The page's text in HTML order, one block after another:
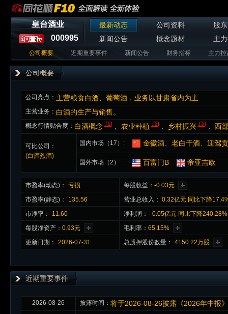
皇台酒业
000995
最新动态 公司资料
股
新闻公告
概念题材 主
公司概要 近期重要事件 新闻公告 财务指标 主力控
公司概要
公司亮点： 主营粮食白酒、葡萄酒，业务以甘肃省内为主
主营业务： 白酒的生产与销售。
概念行情贴合度： 白酒概念 ， 农业种植 ， 乡村振兴 ， 西
可比公司：
(白酒烈酒)
国内市场（17） 金徽酒 老白干酒 迎驾
国外市场（2） 百富门B 帝亚吉欧
市盈率(动态)： 亏损 每股收益： -0.03元
市盈率(静态)：
135.56 营业总收入： 0.32亿元 同比下降
市净率：
11.60 净利润：
-0.05亿元 同比下降
每股净资产： 0.93元 毛利率： 65.15%
更新日期：
2026-07-31 总质押股份数量： 4150.22万股
近期重要事件
2026-08-26 披露时间： 将于2026-08-26披露《2026年中报》